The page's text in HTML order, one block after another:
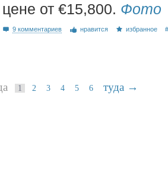
цене от €15,800. Фото
9 комментариев нравится избранное
1 2 3 4 5 6 туда →